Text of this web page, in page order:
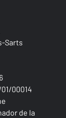
Sarts
00014
de la